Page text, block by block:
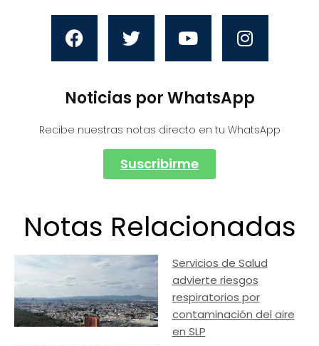
Noticias por WhatsApp
Recibe nuestras notas directo en tu WhatsApp
Suscribirme
Notas Relacionadas
Servicios de Salud
advierte riesgos
respiratorios por
contaminación del aire
en SLP